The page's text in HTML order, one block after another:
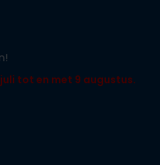
tot en met 9 augustus.